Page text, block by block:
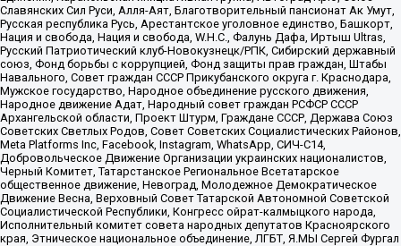
Славянских Сил Руси, Алля-Аят, Благотворительный пансионат Ак Умут,
Русская республика Русь, Арестантское уголовное единство, Башкорт,
Нация и свобода, Нация и свобода, W.H.С., Фалунь Дафа, Иртыш Ultras,
Русский Патриотический клуб-Новокузнецк/РПК, Сибирский державный
союз, Фонд борьбы с коррупцией, Фонд защиты прав граждан, Штабы
Навального, Совет граждан СССР Прикубанского округа г. Краснодара,
Мужское государство, Народное объединение русского движения,
Народное движение Адат, Народный совет граждан РСФСР СССР
Архангельской области, Проект Штурм, Граждане СССР, Держава Союз
Советских Светлых Родов, Совет Советских Социалистических Районов,
Meta Platforms Inc, Facebook, Instagram, WhatsApp, СИЧ-С14,
Добровольческое Движение Организации украинских националистов,
Черный Комитет, Татарстанское Региональное Всетатарское
общественное движение, Невоград, Молодежное Демократическое
Движение Весна, Верховный Совет Татарской Автономной Советской
Социалистической Республики, Конгресс ойрат-калмыцкого народа,
Исполнительный комитет совета народных депутатов Красноярского
края, Этническое национальное объединение, ЛГБТ, Я.МЫ Сергей Фургал